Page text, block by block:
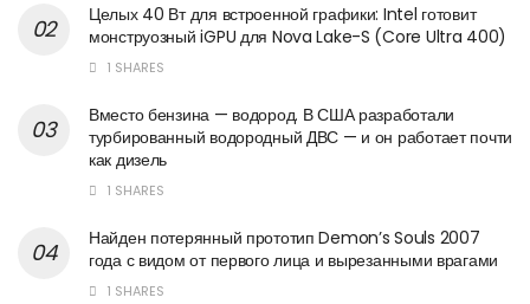
Целых 40 Вт для встроенной графики: Intel готовит
монструозный iGPU для Nova Lake-S (Core Ultra 400)
1 SHARES
Вместо бензина — водород. В США разработали
турбированный водородный ДВС — и он работает почти
как дизель
1 SHARES
Найден потерянный прототип Demon’s Souls 2007
года с видом от первого лица и вырезанными врагами
1 SHARES